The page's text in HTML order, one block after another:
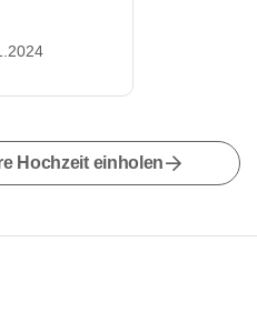
Hochzeit einholen